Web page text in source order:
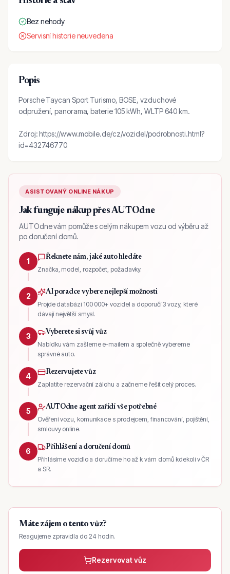
Bez nehody
Servisní historie neuvedena
Popis
Porsche Taycan Sport Turismo, BOSE, vzduchové
odpružení, panorama, baterie 105 kWh, WLTP 640 km.
Zdroj: https://www.mobile.de/cz/vozidel/podrobnosti.html?
id=432746770
ASISTOVANÝ ONLINE NÁKUP
Jak funguje nákup přes AUTOdne
AUTOdne vám pomůže s celým nákupem vozu od výběru až
po doručení domů.
1 Řeknete nám, jaké auto hledáte
Značka, model, rozpočet, požadavky.
2 AI poradce vybere nejlepší možnosti
Projde databázi 100 000+ vozidel a doporučí 3 vozy, které
dávají největší smysl.
3 Vyberete si svůj vůz
Nabídku vám zašleme e-mailem a společně vybereme
správné auto.
4 Rezervujete vůz
Zaplatíte rezervační zálohu a začneme řešit celý proces.
5 AUTOdne agent zařídí vše potřebné
Ověření vozu, komunikace s prodejcem, financování, pojištění,
smlouvy online.
6 Přihlášení a doručení domů
Přihlásíme vozidlo a doručíme ho až k vám domů kdekoli v ČR
a SR.
Máte zájem o tento vůz?
Reagujeme zpravidla do 24 hodin.
Rezervovat vůz